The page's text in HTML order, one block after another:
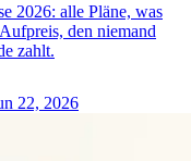
2026: alle Pläne, was
den niemand
zahlt.
22, 2026